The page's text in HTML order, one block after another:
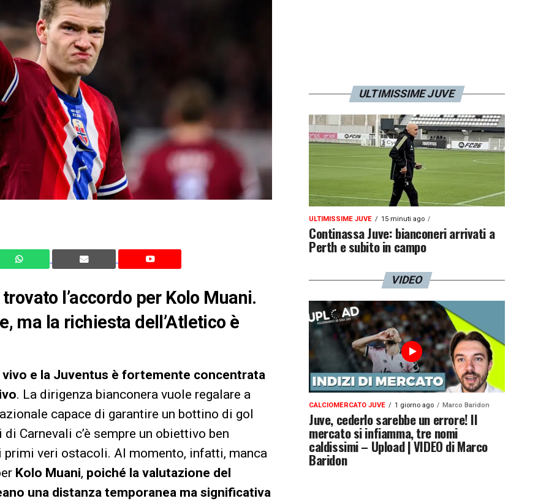
l’accordo per Kolo Muani.
ma la richiesta dell’Atletico è
e la Juventus è fortemente concentrata
. La dirigenza bianconera vuole regalare a
capace di garantire un bottino di gol
Carnevali c’è sempre un obiettivo ben
veri ostacoli. Al momento, infatti, manca
Kolo Muani, poiché la valutazione del
una distanza temporanea ma significativa
ULTIMISSIME JUVE
ULTIMISSIME JUVE 15 minuti ago
Continassa Juve: bianconeri arrivati a
Perth e subito in campo
VIDEO
CALCIOMERCATO JUVE 1 giorno ago Marco Baridon
Juve, cederlo sarebbe un errore! Il
mercato si infiamma, tre nomi
caldissimi – Upload | VIDEO di Marco
Baridon